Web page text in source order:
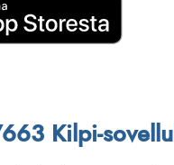
Kilpi-